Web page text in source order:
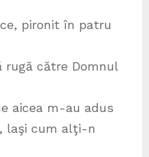
pironit în patru
rugă către Domnul
aicea m-au adus
laşi cum alţi-n